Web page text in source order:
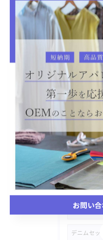
ギンガム
セットアッ
ハンドタオル
パーツプリ
スタジャン
手持ちの
オリジナル
加工物
レース
ハトロン紙
デニムセッ
お問い
お問い